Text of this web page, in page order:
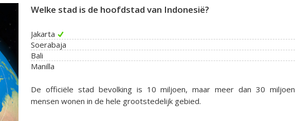
Welke stad is de hoofdstad van Indonesië?
Jakarta
Soerabaja
Bali
Manilla
De officiële stad bevolking is 10 miljoen, maar meer dan 30 miljoen
mensen wonen in de hele grootstedelijk gebied.